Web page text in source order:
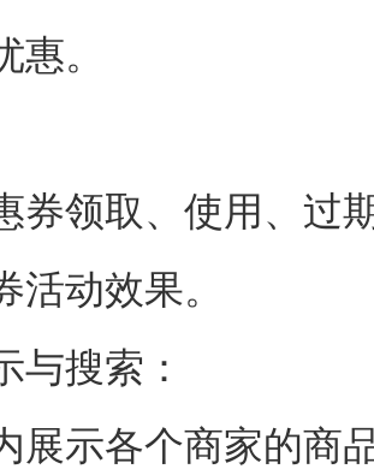
惠。
券领取、使用、过
活动效果。
与搜索：
展示各个商家的商